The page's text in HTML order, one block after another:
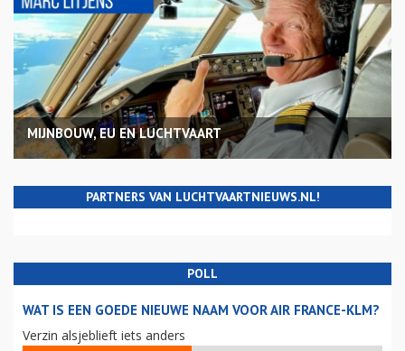
MIJNBOUW, EU EN LUCHTVAART
PARTNERS VAN LUCHTVAARTNIEUWS.NL!
POLL
WAT IS EEN GOEDE NIEUWE NAAM VOOR AIR FRANCE-KLM?
Verzin alsjeblieft iets anders